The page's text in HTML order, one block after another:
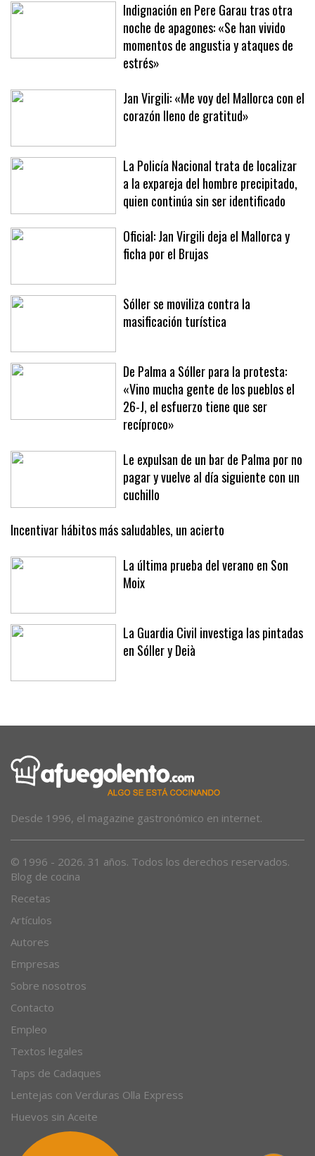
Indignación en Pere Garau tras otra
noche de apagones: «Se han vivido
momentos de angustia y ataques de
estrés»
Jan Virgili: «Me voy del Mallorca con el
corazón lleno de gratitud»
La Policía Nacional trata de localizar
a la expareja del hombre precipitado,
quien continúa sin ser identificado
Oficial: Jan Virgili deja el Mallorca y
ficha por el Brujas
Sóller se moviliza contra la
masificación turística
De Palma a Sóller para la protesta:
«Vino mucha gente de los pueblos el
26-J, el esfuerzo tiene que ser
recíproco»
Le expulsan de un bar de Palma por no
pagar y vuelve al día siguiente con un
cuchillo
Incentivar hábitos más saludables, un acierto
La última prueba del verano en Son
Moix
La Guardia Civil investiga las pintadas
en Sóller y Deià
Desde 1996, el magazine gastronómico en internet.
© 1996 - 2026. 31 años. Todos los derechos reservados.
Blog de cocina
Recetas
Artículos
Autores
Empresas
Sobre nosotros
Contacto
Empleo
Textos legales
Taps de Cadaques
Lentejas con Verduras Olla Express
Huevos sin Aceite